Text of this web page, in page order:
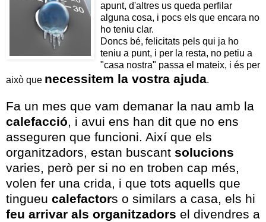
apunt, d'altres us queda perfilar
alguna cosa, i pocs els que encara no
ho teniu clar.
Doncs bé, felicitats pels qui ja ho
teniu a punt, i per la resta, no petiu a
"casa nostra" passa el mateix, i és per
això que necessitem la vostra ajuda.
Fa un mes que vam demanar la nau amb la
calefacció, i avui ens han dit que no ens
asseguren que funcioni. Així que els
organitzadors, estan buscant solucions
varies, però per si no en troben cap més,
volen fer una crida, i que tots aquells que
tingueu calefactors o similars a casa, els hi
feu arrivar als organitzadors el divendres a